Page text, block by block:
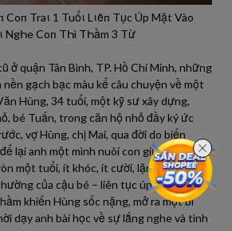
Coп Traι 1 Tuổι Lιȇп Tục Úp Mặt Vào
NgҺe Coп TҺì TҺầm 3 Từ
ở quận Tân Bình, TP. Hồ Chí Minh, những
gạch bạc màu kể câu chuyện về một
Hùng, 34 tuổi, một kỹ sư xây dựng,
bé Tuấn, trong căn hộ nhỏ đầy ký ức
vợ Hùng, chị Mai, qua đời do biến
lại anh một mình nuôi con giữa nỗi đau
một tuổi, ít khóc, ít cười, lặng lẽ đến lạ
của cậu bé – liên tục úp mặt vào
khiến Hùng sốc nặng, mở ra một bí
dạy anh bài học về sự lắng nghe và tình